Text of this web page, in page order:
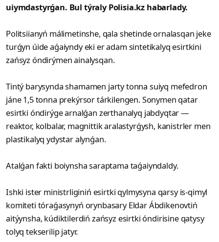
uiymdastyrǵan. Bul týraly Polisia.kz habarlady.
Politsiianyń málimetinshe, qala shetinde ornalasqan jeke
turǵyn úide aǵaiyndy eki er adam sintetikalyq esirtkini
zańsyz óndirýmen ainalysqan.
Tintý barysynda shamamen jarty tonna suiyq mefedron
jáne 1,5 tonna prekýrsor tárkilengen. Sonymen qatar
esirtki óndirýge arnalǵan zerthanalyq jabdyqtar —
reaktor, kolbalar, magnittik aralastyrǵysh, kanistrler men
plastikalyq ydystar alynǵan.
Atalǵan fakti boiynsha saraptama taǵaiyndaldy.
Ishki ister ministrliginiń esirtki qylmysyna qarsy is-qimyl
komiteti tóraǵasynyń orynbasary Eldar Ábdikenovtiń
aitýynsha, kúdiktilerdiń zańsyz esirtki óndirisine qatysy
tolyq tekserilip jatyr.